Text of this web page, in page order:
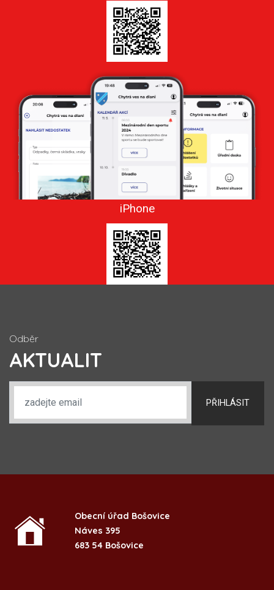
iPhone
Odběr
AKTUALIT
PŘIHLÁSIT
Obecní úřad Bošovice
Náves 395
683 54 Bošovice